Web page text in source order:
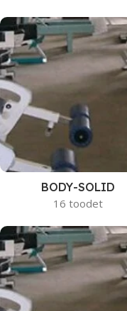
BODY-SOLID
16 toodet